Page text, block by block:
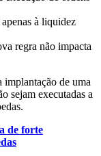
à liquidez
regra não impacta
implantação de uma
sejam executadas a
de forte